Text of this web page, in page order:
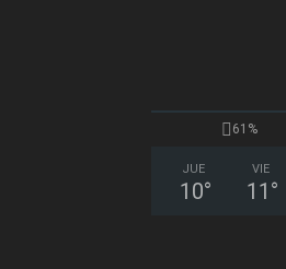
61%
JUE
10°
VIE
11 °